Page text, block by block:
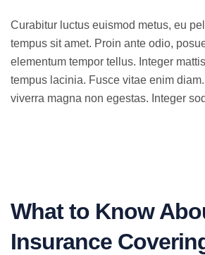
Curabitur luctus euismod metus, eu
tempus sit amet. Proin ante odio,
elementum tempor tellus. Integer
tempus lacinia. Fusce vitae enim
viverra magna non egestas. Integer
What to Know
Insurance